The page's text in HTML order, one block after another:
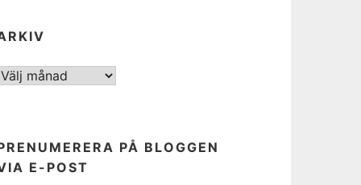
PÅ BLOGGEN
E-POST